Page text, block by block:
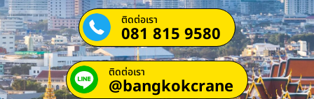
ติดต่อเรา
081 815 9580
ติดต่อเรา
@bangkokcrane